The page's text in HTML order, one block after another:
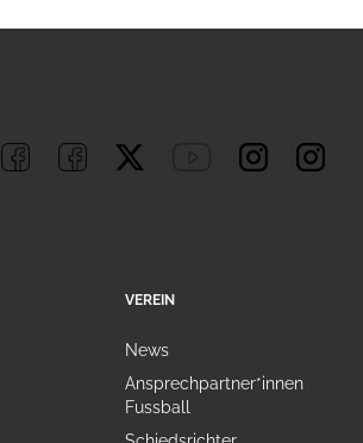
VEREIN
News
Ansprechpartner*innen
Fussball